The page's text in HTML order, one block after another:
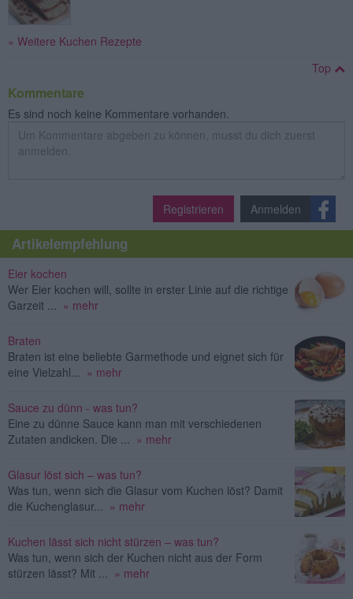
» Weitere Kuchen Rezepte
Top
Kommentare
Es sind noch keine Kommentare vorhanden.
Registrieren Anmelden
Artikelempfehlung
Eier kochen
Wer Eier kochen will, sollte in erster Linie auf die richtige
Garzeit ...
» mehr
Braten
Braten ist eine beliebte Garmethode und eignet sich für
eine Vielzahl...
» mehr
Sauce zu dünn - was tun?
Eine zu dünne Sauce kann man mit verschiedenen
Zutaten andicken. Die ...
» mehr
Glasur löst sich – was tun?
Was tun, wenn sich die Glasur vom Kuchen löst? Damit
die Kuchenglasur...
» mehr
Kuchen lässt sich nicht stürzen – was tun?
Was tun, wenn sich der Kuchen nicht aus der Form
stürzen lässt? Mit ...
» mehr